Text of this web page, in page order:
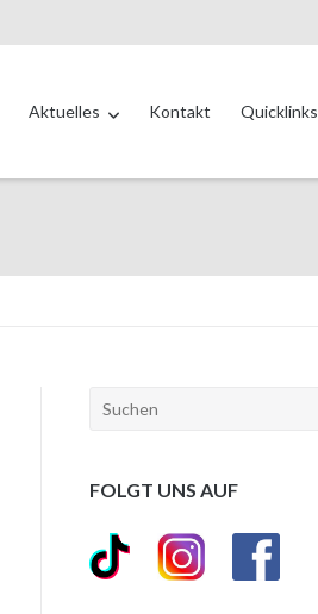
Aktuelles Kontakt Quicklinks
FOLGT UNS AUF